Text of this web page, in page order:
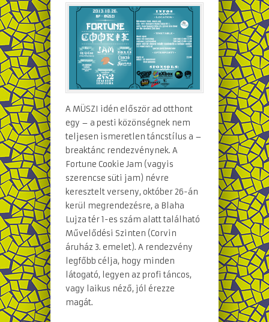
A MÜSZI idén először ad otthont
egy – a pesti közönségnek nem
teljesen ismeretlen táncstílus a –
breaktánc rendezvénynek. A
Fortune Cookie Jam (vagyis
szerencse süti jam) névre
keresztelt verseny, október 26-án
kerül megrendezésre, a Blaha
Lujza tér 1-es szám alatt található
Művelődési Szinten (Corvin
áruház 3. emelet). A rendezvény
legfőbb célja, hogy minden
látogató, legyen az profi táncos,
vagy laikus néző, jól érezze
magát.